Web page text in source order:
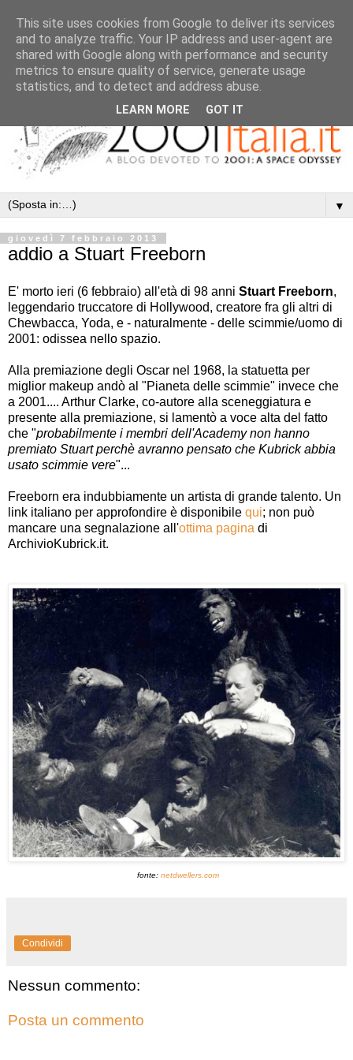
▼
giovedì 7 febbraio 2013
addio a Stuart Freeborn
E' morto ieri (6 febbraio) all'età di 98 anni Stuart Freeborn,
leggendario truccatore di Hollywood, creatore fra gli altri di
Chewbacca, Yoda, e - naturalmente - delle scimmie/uomo di
2001: odissea nello spazio.
Alla premiazione degli Oscar nel 1968, la statuetta per
miglior makeup andò al "Pianeta delle scimmie" invece che
a 2001.... Arthur Clarke, co-autore alla sceneggiatura e
presente alla premiazione, si lamentò a voce alta del fatto
che "probabilmente i membri dell'Academy non hanno
premiato Stuart perchè avranno pensato che Kubrick abbia
usato scimmie vere"...
Freeborn era indubbiamente un artista di grande talento. Un
link italiano per approfondire è disponibile qui; non può
mancare una segnalazione all'ottima pagina di
ArchivioKubrick.it.
fonte: netdwellers.com
Condividi
Nessun commento:
Posta un commento
This site uses cookies from Google to deliver its services
and to analyze traffic. Your IP address and user-agent are
shared with Google along with performance and security
metrics to ensure quality of service, generate usage
statistics, and to detect and address abuse.
LEARN MORE GOT IT